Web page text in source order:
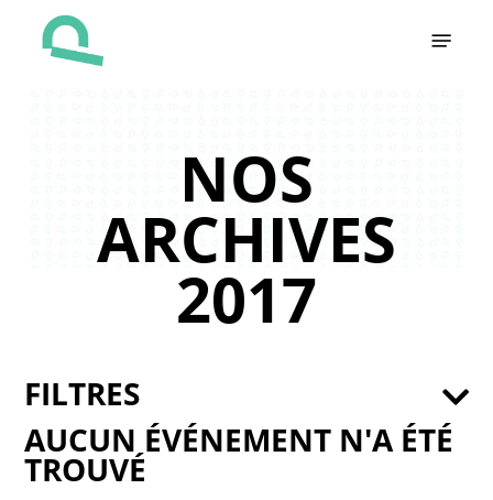
NOS
ARCHIVES
2017
AUCUN ÉVÉNEMENT N'A ÉTÉ
TROUVÉ
FILTRES